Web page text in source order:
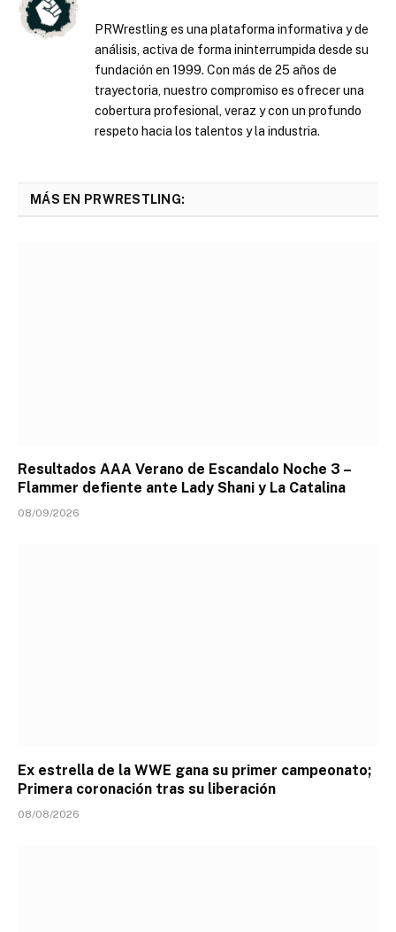
PRWrestling es una plataforma informativa y de
análisis, activa de forma ininterrumpida desde su
fundación en 1999. Con más de 25 años de
trayectoria, nuestro compromiso es ofrecer una
cobertura profesional, veraz y con un profundo
respeto hacia los talentos y la industria.
MÁS EN PRWRESTLING:
Resultados AAA Verano de Escandalo Noche 3 –
Flammer defiente ante Lady Shani y La Catalina
08/09/2026
Ex estrella de la WWE gana su primer campeonato;
Primera coronación tras su liberación
08/08/2026